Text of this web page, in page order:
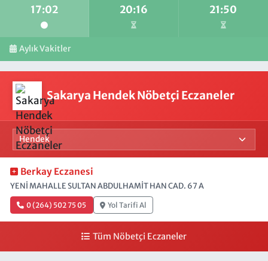
17:02 20:16 21:50
Aylık Vakitler
Sakarya Hendek Nöbetçi Eczaneler
Berkay Eczanesi
YENİ MAHALLE SULTAN ABDULHAMİT HAN CAD. 67 A
0 (264) 502 75 05 Yol Tarifi Al
Tüm Nöbetçi Eczaneler